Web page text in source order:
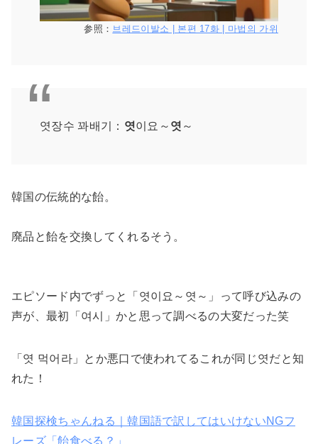
参照： 브레드이발소 | 본편 17화 | 마법의 가위
엿장수 꽈배기： 엿이요～ 엿 ～
韓国の伝統的な飴。
廃品と飴を交換してくれるそう。
エピソード内でずっと「엿이요～엿～」って呼び込みの
声が、最初「여시」かと思って調べるの大変だった笑
「엿 먹어라」とか悪口で使われてるこれが同じ엿だと知
れた！
韓国探検ちゃんねる｜韓国語で訳してはいけないNGフ
レーズ「飴食べる？」